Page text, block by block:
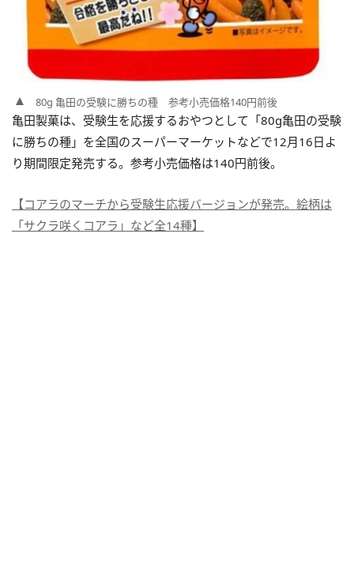
80g 亀田の受験に勝ちの種 参考小売価格140円前後
亀田製菓は、受験生を応援するおやつとして「80g亀田の受験
に勝ちの種」を全国のスーパーマーケットなどで12月16日よ
り期間限定発売する。参考小売価格は140円前後。
【コアラのマーチから受験生応援バージョンが発売。絵柄は
「サクラ咲くコアラ」など全14種】